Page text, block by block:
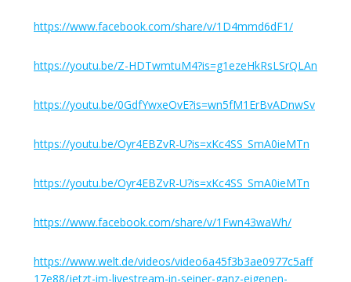
https://www.facebook.com/share/v/1D4mmd6dF1/
https://youtu.be/Z-HDTwmtuM4?is=g1ezeHkRsLSrQLAn
https://youtu.be/0GdfYwxeOvE?is=wn5fM1ErBvADnwSv
https://youtu.be/Oyr4EBZvR-U?is=xKc4SS_SmA0ieMTn
https://youtu.be/Oyr4EBZvR-U?is=xKc4SS_SmA0ieMTn
https://www.facebook.com/share/v/1Fwn43waWh/
https://www.welt.de/videos/video6a45f3b3ae0977c5aff
17e88/jetzt-im-livestream-in-seiner-ganz-eigenen-